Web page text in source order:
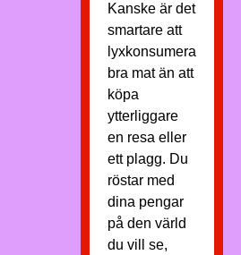
Kanske är det
smartare att
lyxkonsumera
bra mat än att
köpa
ytterliggare
en resa eller
ett plagg. Du
röstar med
dina pengar
på den värld
du vill se,